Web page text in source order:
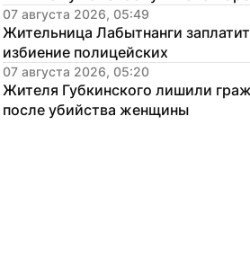
07 августа 2026, 05:49
Жительница Лабытнанги
избиение полицейских
07 августа 2026, 05:20
Жителя Губкинского лишили
после убийства женщины